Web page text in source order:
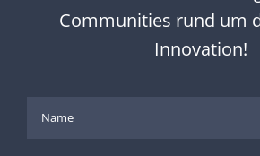
Werde Teil einer der
Communities rund um